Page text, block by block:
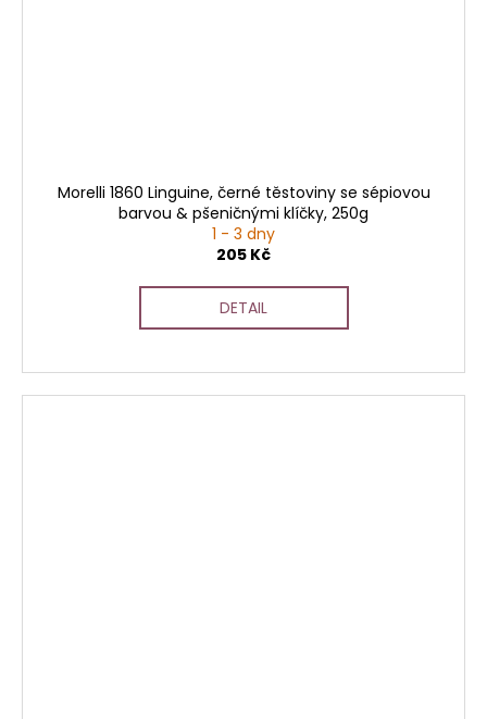
Morelli 1860 Linguine, černé těstoviny se sépiovou
barvou & pšeničnými klíčky, 250g
1 - 3 dny
205 Kč
DETAIL